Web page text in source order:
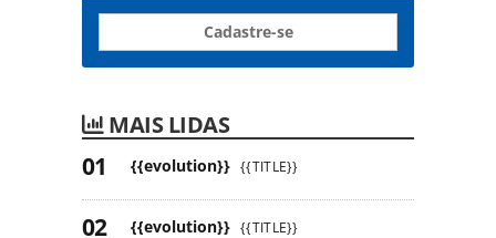
Cadastre-se
MAIS LIDAS
{{evolution}} {{TITLE}}
{{evolution}} {{TITLE}}